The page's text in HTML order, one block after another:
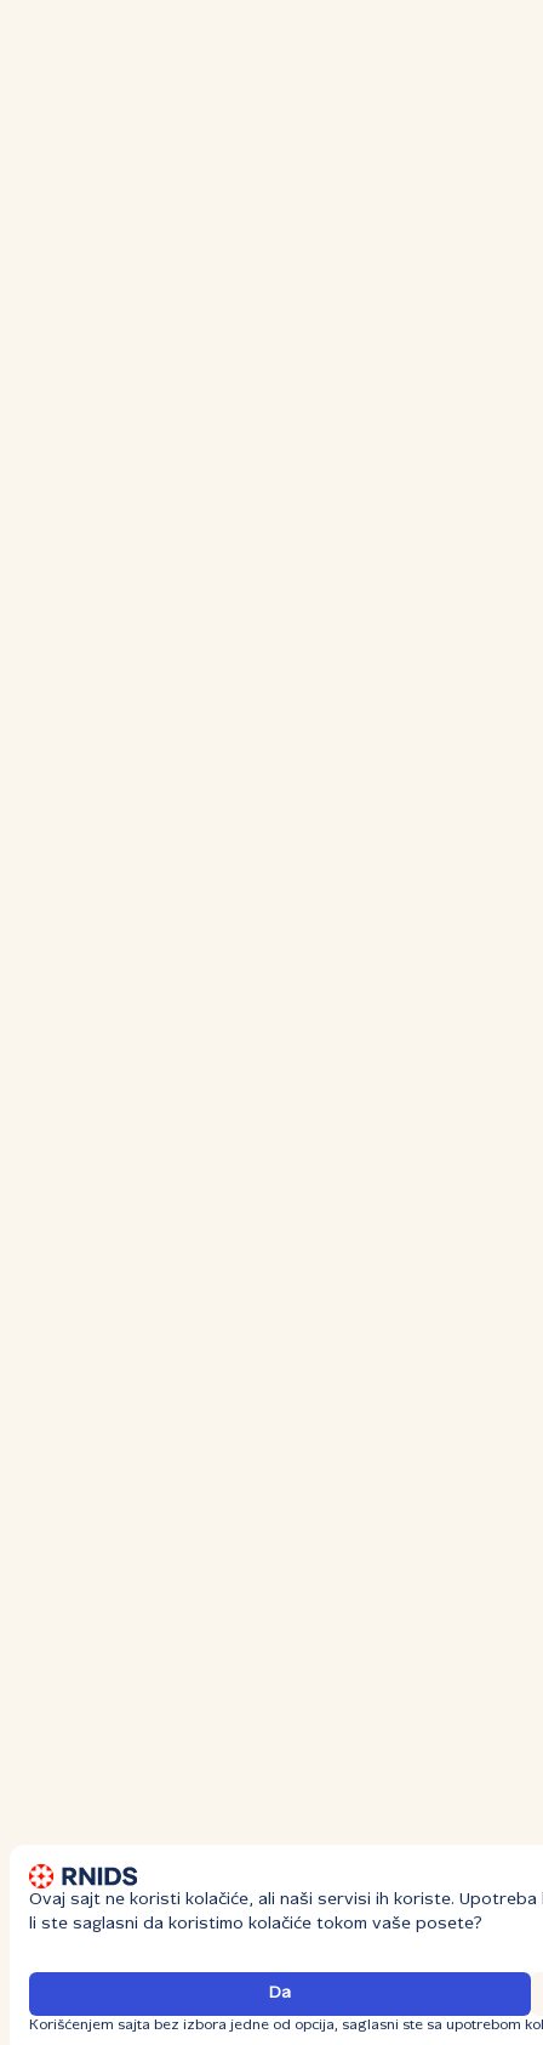
Ovaj sajt ne koristi kolačiće, ali naši servisi ih koriste. Upotreba
li ste saglasni da koristimo kolačiće tokom vaše posete?
Da
Korišćenjem sajta bez izbora jedne od opcija, saglasni ste sa upotrebom